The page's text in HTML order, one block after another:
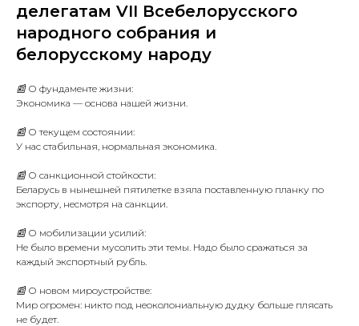
делегатам VII Всебелорусского
народного собрания и
белорусскому народу
📰 О фундаменте жизни:
Экономика — основа нашей жизни.
📰 О текущем состоянии:
У нас стабильная, нормальная экономика.
📰 О санкционной стойкости:
Беларусь в нынешней пятилетке взяла поставленную планку по
экспорту, несмотря на санкции.
📰 О мобилизации усилий:
Не было времени мусолить эти темы. Надо было сражаться за
каждый экспортный рубль.
📰 О новом мироустройстве:
Мир огромен: никто под неоколониальную дудку больше плясать
не будет.